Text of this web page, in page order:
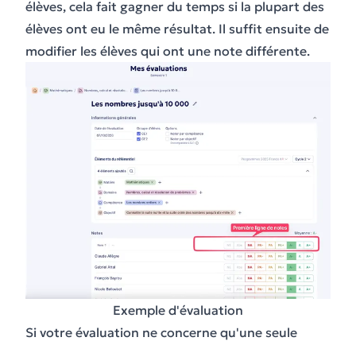
élèves, cela fait gagner du temps si la plupart des
élèves ont eu le même résultat. Il suffit ensuite de
modifier les élèves qui ont une note différente.
Exemple d'évaluation
Si votre évaluation ne concerne qu'une seule